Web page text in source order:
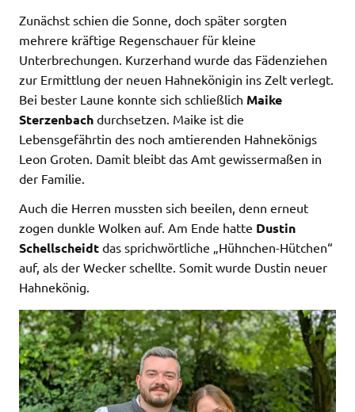
Zunächst schien die Sonne, doch später sorgten
mehrere kräftige Regenschauer für kleine
Unterbrechungen. Kurzerhand wurde das Fädenziehen
zur Ermittlung der neuen Hahnekönigin ins Zelt verlegt.
Bei bester Laune konnte sich schließlich Maike
Sterzenbach durchsetzen. Maike ist die
Lebensgefährtin des noch amtierenden Hahnekönigs
Leon Groten. Damit bleibt das Amt gewissermaßen in
der Familie.
Auch die Herren mussten sich beeilen, denn erneut
zogen dunkle Wolken auf. Am Ende hatte Dustin
Schellscheidt das sprichwörtliche „Hühnchen-Hütchen“
auf, als der Wecker schellte. Somit wurde Dustin neuer
Hahnekönig.